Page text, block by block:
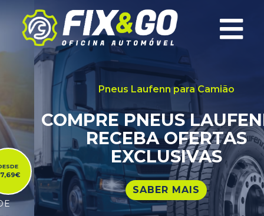
×
Pneus Laufenn para Camião
COMPRE PNEUS LAUFENN E
RECEBA OFERTAS
EXCLUSIVAS
SABER MAIS